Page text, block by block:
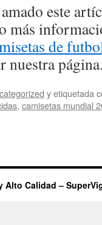
amado este
más
de
nuestra
y etiquetada
, camisetas mundial
Alto Calidad –